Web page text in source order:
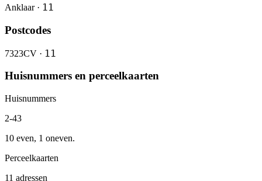
Anklaar · 11
Postcodes
7323CV · 11
Huisnummers en perceelkaarten
Huisnummers
2-43
10 even, 1 oneven.
Perceelkaarten
11 adressen